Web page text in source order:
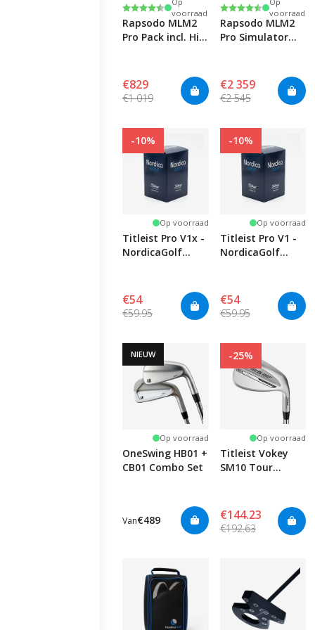
Beoordeling:
4.4 uit 5 sterren
voorraad
Rapsodo MLM2
Pro Pack incl. Hi-
€829
€1 019
Beoordeling:
4.4 uit 5 sterren
voorraad
Rapsodo MLM2
Pro Simulator
€2 359
€2 545
-10%
Op voorraad
Titleist Pro V1x -
NordicaGolf
€54
€59.95
-10%
Op voorraad
Titleist Pro V1 -
NordicaGolf
€54
€59.95
NIEUW
Op voorraad
OneSwing HB01 +
CB01 Combo Set
Van€489
-25%
Op voorraad
Titleist Vokey
SM10 Tour
€144.23
€192.63